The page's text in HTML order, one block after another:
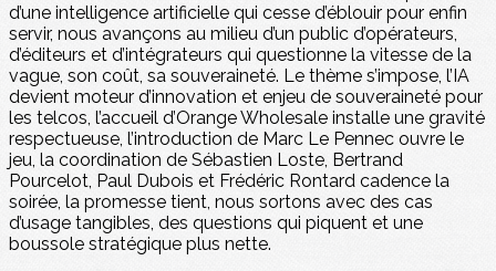
d’une intelligence artificielle qui cesse d’éblouir pour enfin
servir, nous avançons au milieu d’un public d’opérateurs,
d’éditeurs et d’intégrateurs qui questionne la vitesse de la
vague, son coût, sa souveraineté. Le thème s’impose, l’IA
devient moteur d’innovation et enjeu de souveraineté pour
les telcos, l’accueil d’Orange Wholesale installe une gravité
respectueuse, l’introduction de Marc Le Pennec ouvre le
jeu, la coordination de Sébastien Loste, Bertrand
Pourcelot, Paul Dubois et Frédéric Rontard cadence la
soirée, la promesse tient, nous sortons avec des cas
d’usage tangibles, des questions qui piquent et une
boussole stratégique plus nette.